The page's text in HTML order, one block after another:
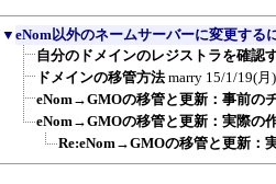
▼ eNom以外のネームサーバーに変更する
自分のドメインのレジストラを確認
ドメインの移管方法 marry 15/1/19(月
eNom→GMOの移管と更新：事前の
eNom→GMOの移管と更新：実際の
Re:eNom→GMOの移管と更新：